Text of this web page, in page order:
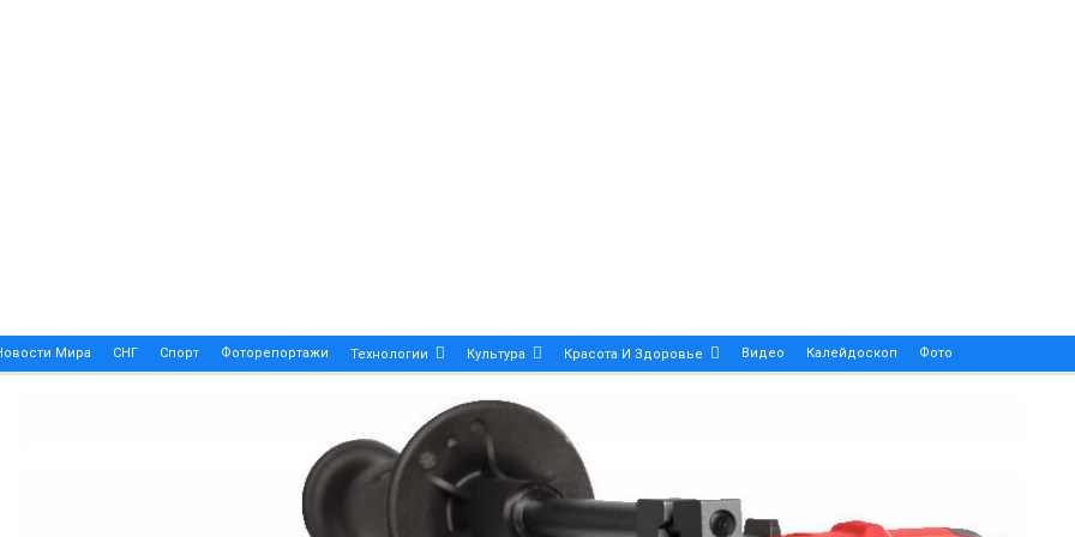
Мира СНГ Спорт Фоторепортажи Технологии Культура Красота И Здоровье Видео Калейдоскоп Фото